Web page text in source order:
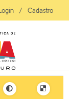
Login / Cadastro